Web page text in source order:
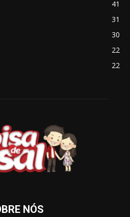
41
31
30
22
22
NÓS